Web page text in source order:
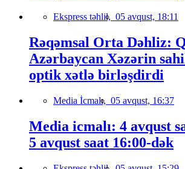
Ekspress təhlil, 05 avqust, 18:11
Rəqəmsal Orta Dəhliz:
Azərbaycan Xəzərin
optik xətlə birləşdirdi
Media İcmalı, 05 avqust, 16:37
Media icmalı: 4 avqust
5 avqust saat 16:00-dək